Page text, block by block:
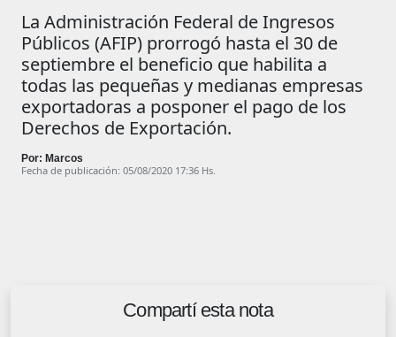
La Administración Federal de Ingresos
Públicos (AFIP) prorrogó hasta el 30 de
septiembre el beneficio que habilita a
todas las pequeñas y medianas empresas
exportadoras a posponer el pago de los
Derechos de Exportación.
Por: Marcos
Fecha de publicación: 05/08/2020 17:36 Hs.
Compartí esta nota